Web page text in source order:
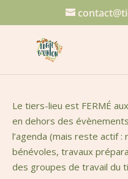
Le tiers-lieu est FERMÉ
en dehors des
l’agenda (mais reste actif
bénévoles, travaux
des groupes de travail du